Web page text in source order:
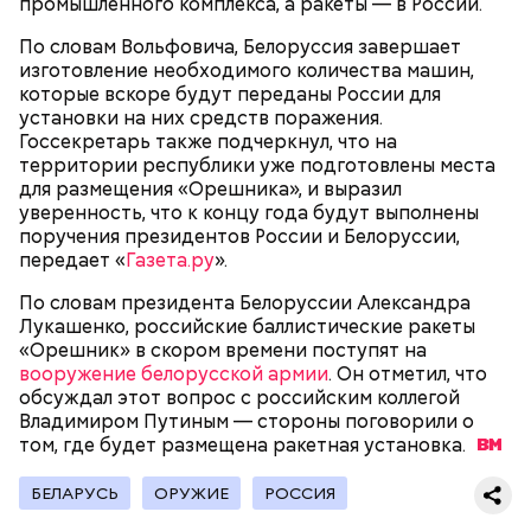
По словам Вольфовича, Белоруссия завершает
изготовление необходимого количества машин,
которые вскоре будут переданы России для
установки на них средств поражения.
Госсекретарь также подчеркнул, что на
территории республики уже подготовлены места
для размещения «Орешника», и выразил
уверенность, что к концу года будут выполнены
поручения президентов России и Белоруссии,
передает «Газета.ру».
По словам президента Белоруссии Александра
Лукашенко, российские баллистические ракеты
«Орешник» в скором времени поступят на
вооружение белорусской армии. Он отметил, что
обсуждал этот вопрос с российским коллегой
Владимиром Путиным — стороны поговорили о
том, где будет размещена ракетнаяустановка.
БЕЛАРУСЬ ОРУЖИЕ РОССИЯ
Люсиль Рандон (118 лет)
Фото: public domain
году она стала послушницей в монастыре и спустя
20 лет приняла монашество в одном из парижских
монастырей.